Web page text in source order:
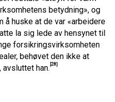
betydning», og
huske at de var «arbeidere
la sig lede av hensynet til
forsikrings­virksomheten
behøvet den ikke at
han. [28]